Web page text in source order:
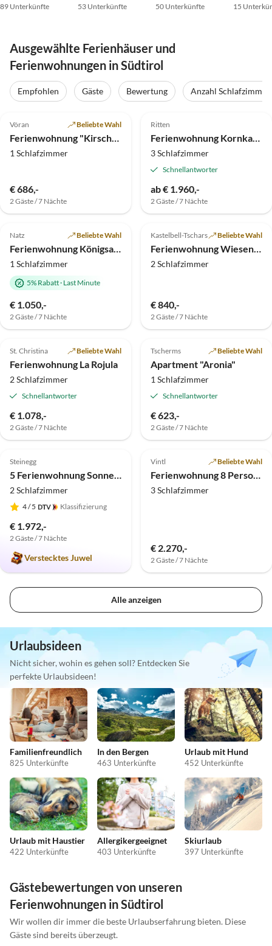
89 Unterkünfte 53 Unterkünfte 50 Unterkünfte 15
Ausgewählte Ferienhäuser und
Ferienwohnungen in Südtirol
Empfohlen Gäste Bewertung Anzahl Schlafzimmer
Top-Inserat
Vöran Beliebte Wahl
Ferienwohnung "Kirschblüte" Klein-Fein Eichernhof
1 Schlafzimmer
€ 686,-
2 Gäste / 7 Nächte
Top-Inserat
Ritten
Ferienwohnung Kornkammer auf dem Rackerterhof
3 Schlafzimmer
Schnellantworter
ab € 1.960,-
2 Gäste / 7 Nächte
Top-Inserat
5.0 (7)
Natz Beliebte Wahl
Ferienwohnung Königsanger
1 Schlafzimmer
5% Rabatt· Last Minute
€ 1.050,-
2 Gäste / 7 Nächte
Top-Inserat
4.9 (4)
Kastelbell-Tschars Beliebte Wahl
Ferienwohnung Wiesenblick - Pia
2 Schlafzimmer
€ 840,-
2 Gäste / 7 Nächte
Top-Inserat
4.9 (4)
St. Christina Beliebte Wahl
Ferienwohnung La Rojula
2 Schlafzimmer
Schnellantworter
€ 1.078,-
2 Gäste / 7 Nächte
Top-Inserat
5.0 (2)
Tscherms Beliebte Wahl
Apartment "Aronia"
1 Schlafzimmer
Schnellantworter
€ 623,-
2 Gäste / 7 Nächte
Top-Inserat
5.0 (1)
Steinegg
5 Ferienwohnung Sonne, Mond und Sterne
2 Schlafzimmer
4/ 5 Klassifizierung
€ 1.972,-
2 Gäste / 7 Nächte
Verstecktes Juwel
Top-Inserat
Vintl Beliebte Wahl
Ferienwohnung 8 Personen
3 Schlafzimmer
€ 2.270,-
2 Gäste / 7 Nächte
Alle anzeigen
Urlaubsideen
Nicht sicher, wohin es gehen soll? Entdecken Sie
perfekte Urlaubsideen!
Familienfreundlich
825 Unterkünfte
In den Bergen
463 Unterkünfte
Urlaub mit Hund
452 Unterkünfte
Urlaub mit Haustier
422 Unterkünfte
Allergikergeeignet
403 Unterkünfte
Skiurlaub
397 Unterkünfte
Gästebewertungen von unseren
Ferienwohnungen in Südtirol
Wir wollen dir immer die beste Urlaubserfahrung bieten. Diese
Gäste sind bereits überzeugt.